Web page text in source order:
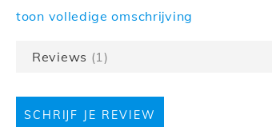
Diepte (cm)
50
Breedte (cm)
160
Kastindeling
Bevestiging
Staand
Kabeldoorgang
toon volledige omschrijving
Reviews 1
SCHRIJF JE REVIEW